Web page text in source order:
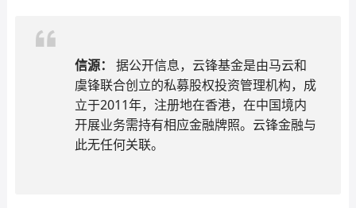
信源：
据公开信息，云锋基金是由马云和
虞锋联合创立的私募股权投资管理机构，成
立于2011年，注册地在香港，在中国境内
开展业务需持有相应金融牌照。云锋金融与
此无任何关联。